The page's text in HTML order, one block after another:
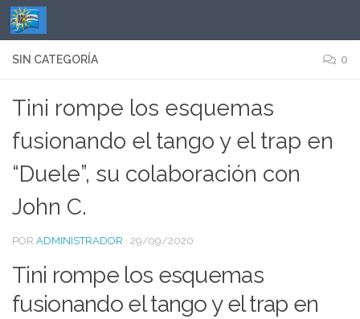
Saltar al contenido
SIN CATEGORÍA 0
Tini rompe los esquemas
fusionando el tango y el trap en
“Duele”, su colaboración con
John C.
POR ADMINISTRADOR · 29/09/2020
Tini rompe los esquemas
fusionando el tango y el trap en